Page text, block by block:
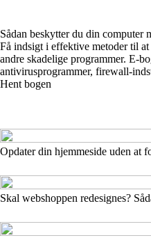
Sådan beskytter du din computer
Få indsigt i effektive metoder til
andre skadelige programmer. E-
antivirusprogrammer, firewall-
Hent bogen
Opdater din hjemmeside uden at
Skal webshoppen redesignes?